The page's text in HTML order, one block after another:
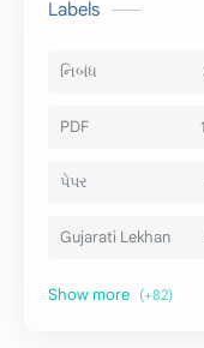
Labels
નિબંધ
PDF
પેપર
Gujarati Lekhan
અર્થ વિસ્તાર